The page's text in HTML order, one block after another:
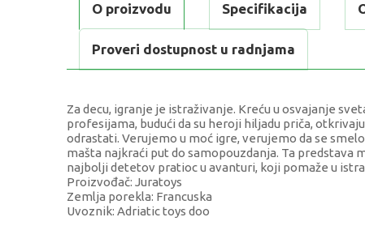
O proizvodu Specifikacija
Proveri dostupnost u radnjama
Za decu, igranje je istraživanje. Kreću u osvajanje
profesijama, budući da su heroji hiljadu priča,
odrastati. Verujemo u moć igre, verujemo da se
mašta najkraći put do samopouzdanja. Ta predstava
najbolji detetov pratioc u avanturi, koji pomaže u
Proizvođač: Juratoys
Zemlja porekla: Francuska
Uvoznik: Adriatic toys doo